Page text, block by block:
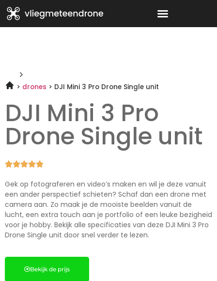
drones DJI Mini 3 Pro Drone Single unit
DJI Mini 3 Pro
Drone Single unit

Gek op fotograferen en video’s maken en wil je deze vanuit
een ander perspectief schieten? Schaf dan een drone met
camera aan. Zo maak je de mooiste beelden vanuit de
lucht, een extra touch aan je portfolio of een leuke bezigheid
voor je hobby. Bekijk alle specificaties van deze DJI Mini 3 Pro
Drone Single unit door snel verder te lezen.
Bekijk de prijs